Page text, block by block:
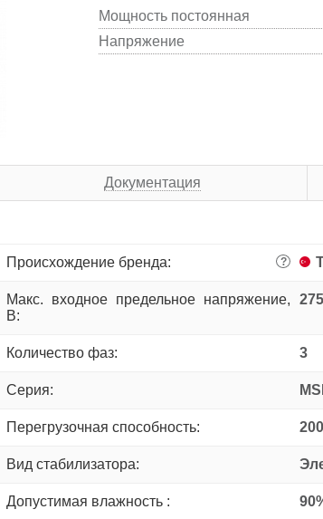
Мощность постоянная
Напряжение
Документация
Происхождение бренда: ?
Макс. входное предельное напряжение,
В:
Количество фаз: 3
Серия:
Перегрузочная способность:
Вид стабилизатора:
Допустимая влажность :